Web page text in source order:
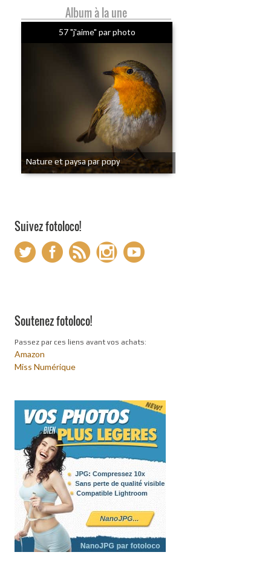
Album à la une
57 "j'aime" par photo
Nature et paysa par popy
Suivez fotoloco!
Soutenez fotoloco!
Passez par ces liens avant vos achats:
Amazon
Miss Numérique